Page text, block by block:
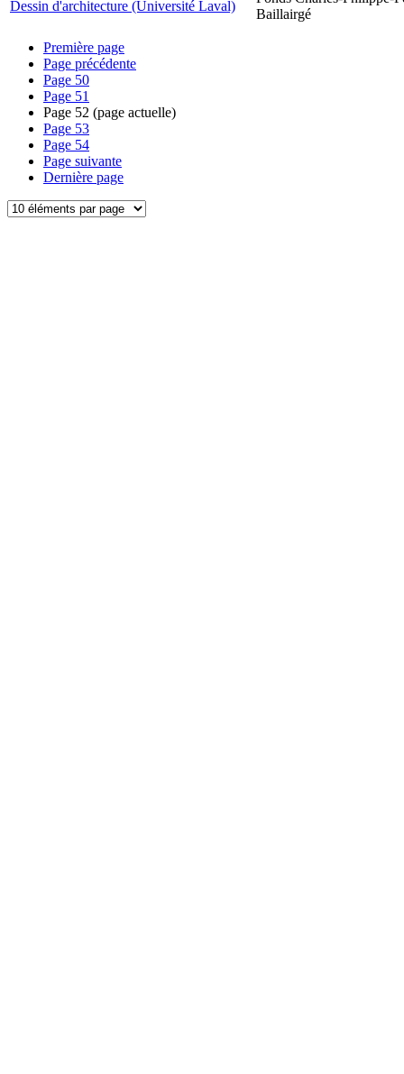
Dessin d'architecture (Université Laval)
Baillairgé
Première page
Page précédente
Page 50
Page 51
Page 52 (page actuelle)
Page 53
Page 54
Page suivante
Dernière page